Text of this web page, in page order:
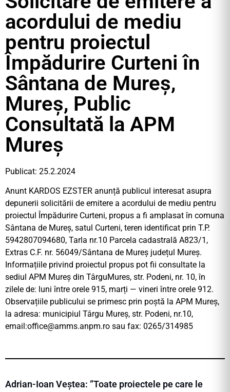
acordului de mediu
pentru proiectul
Împădurire Curteni în
Sântana de Mureș,
Mureș, Public
Consultată la APM
Mureș
Publicat: 25.2.2024
Anunt KARDOS EZSTER anunță publicul interesat asupra
depunerii solicitării de emitere a acordului de mediu pentru
proiectul Împădurire Curteni, propus a fi amplasat în comuna
Sântana de Mureș, satul Curteni, teren identificat prin T.P.
5942807094680, Tarla nr.10 Parcela cadastrală A823/1,
Extras C.F. nr. 56049/Sântana de Mureș județul Mureş.
Informațiile privind proiectul propus pot fii consultate la
sediul APM Mureş din TârguMures, str. Podeni, nr. 10, în
zilele de: luni între orele 915, marți — vineri între orele 912.
Observațiile publicului se primesc prin poștă la APM Mureş,
la adresa: municipiul Târgu Mureş, str. Podeni, nr.10,
email:office@amms.anpm.ro sau fax: 0265/314985
Adrian-Ioan Veștea: ”Toate proiectele pe care le